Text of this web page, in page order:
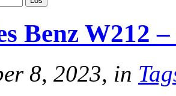
Benz W212
8, 2023, in